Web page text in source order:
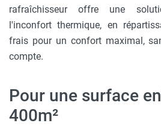
rafraîchisseur offre une
l'inconfort thermique, en
frais pour un confort maximal,
compte.
Pour une surface
400m²